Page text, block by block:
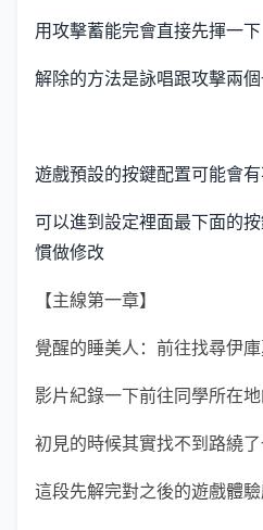
用攻擊蓄能完會直接先揮一下
解除的方法是詠唱跟攻擊兩
遊戲預設的按鍵配置可能會
可以進到設定裡面最下面的
慣做修改
【主線第一章】
覺醒的睡美人：前往找尋伊
影片紀錄一下前往同學所在
初見的時候其實找不到路繞
這段先解完對之後的遊戲體